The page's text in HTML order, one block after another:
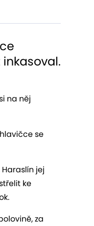
na něj
se
jej
ke
za